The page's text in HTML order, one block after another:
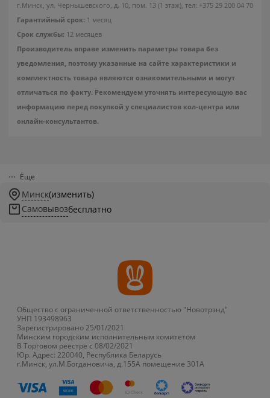
г.Минск, ул. Чернышевского, д. 10, пом. 13 (1 этаж), тел: +375 29 200 04 70
Гарантийный срок: 1 месяц
Срок службы: 12 месяцев
Производитель вправе изменить параметры товара без
уведомления, поэтому указанные на сайте характеристики и
комплектность товара являются ознакомительными и могут
отличаться по факту. Рекомендуем уточнять интересующую вас
информацию перед покупкой у специалистов кол-центра или
онлайн-консультантов.
Ёще
Минск(изменить)
Самовывозбесплатно
Общество с ограниченной ответственностью "Новотрэнд"
УНП 193498963
Зарегистрировано 25/01/2021
Минским городским исполнительным комитетом
В Торговом реестре с 08/02/2021
Юр. Адрес: 220040, Республика Беларусь
г.Минск, ул.М.Богдановича, д.155А помещение 301А